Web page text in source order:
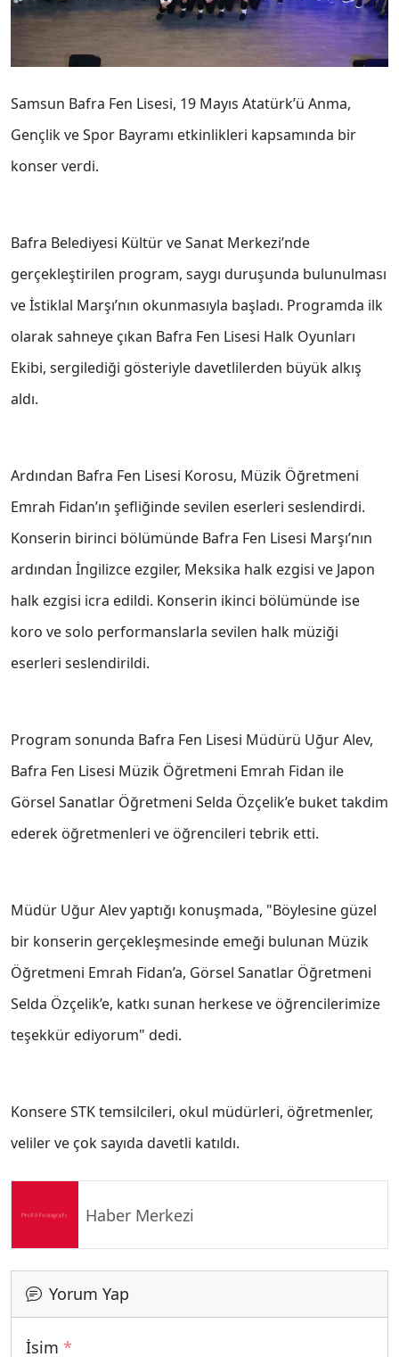
Samsun Bafra Fen Lisesi, 19 Mayıs Atatürk’ü Anma,
Gençlik ve Spor Bayramı etkinlikleri kapsamında bir
konser verdi.
Bafra Belediyesi Kültür ve Sanat Merkezi’nde
gerçekleştirilen program, saygı duruşunda bulunulması
ve İstiklal Marşı’nın okunmasıyla başladı. Programda ilk
olarak sahneye çıkan Bafra Fen Lisesi Halk Oyunları
Ekibi, sergilediği gösteriyle davetlilerden büyük alkış
aldı.
Ardından Bafra Fen Lisesi Korosu, Müzik Öğretmeni
Emrah Fidan’ın şefliğinde sevilen eserleri seslendirdi.
Konserin birinci bölümünde Bafra Fen Lisesi Marşı’nın
ardından İngilizce ezgiler, Meksika halk ezgisi ve Japon
halk ezgisi icra edildi. Konserin ikinci bölümünde ise
koro ve solo performanslarla sevilen halk müziği
eserleri seslendirildi.
Program sonunda Bafra Fen Lisesi Müdürü Uğur Alev,
Bafra Fen Lisesi Müzik Öğretmeni Emrah Fidan ile
Görsel Sanatlar Öğretmeni Selda Özçelik’e buket takdim
ederek öğretmenleri ve öğrencileri tebrik etti.
Müdür Uğur Alev yaptığı konuşmada, "Böylesine güzel
bir konserin gerçekleşmesinde emeği bulunan Müzik
Öğretmeni Emrah Fidan’a, Görsel Sanatlar Öğretmeni
Selda Özçelik’e, katkı sunan herkese ve öğrencilerimize
teşekkür ediyorum" dedi.
Konsere STK temsilcileri, okul müdürleri, öğretmenler,
veliler ve çok sayıda davetli katıldı.
Haber Merkezi
Yorum Yap
İsim *